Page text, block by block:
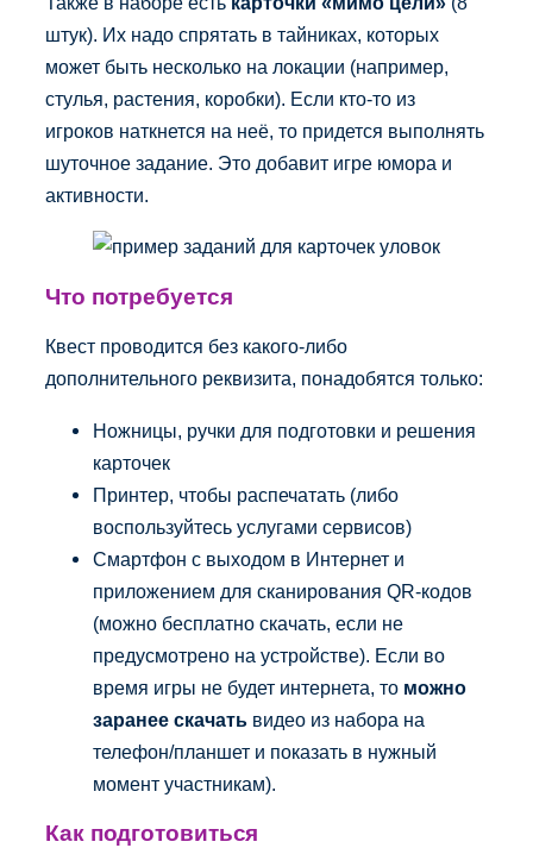
штук). Их надо спрятать в тайниках, которых
может быть несколько на локации (например,
стулья, растения, коробки). Если кто-то из
игроков наткнется на неё, то придется выполнять
шуточное задание. Это добавит игре юмора и
активности.
Что потребуется
Квест проводится без какого-либо
дополнительного реквизита, понадобятся только:
Ножницы, ручки для подготовки и решения
карточек
Принтер, чтобы распечатать (либо
воспользуйтесь услугами сервисов)
Смартфон с выходом в Интернет и
приложением для сканирования QR-кодов
(можно бесплатно скачать, если не
предусмотрено на устройстве). Если во
время игры не будет интернета, то можно
заранее скачать видео из набора на
телефон/планшет и показать в нужный
момент участникам).
Как подготовиться